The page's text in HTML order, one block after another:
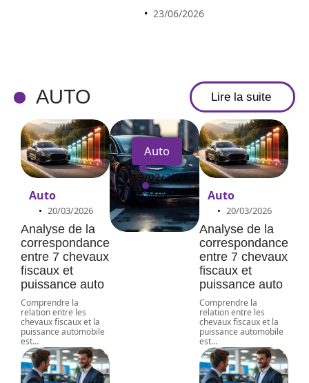
23/06/2026
AUTO Lire la suite
Auto
20/03/2026
Analyse de la
correspondance
entre 7 chevaux
fiscaux et
puissance auto
Comprendre la
relation entre les
chevaux fiscaux et la
puissance automobile
est…
Model
Auto
19/02/2026
16 MIN
READ
Auto
20/03/2026
Analyse de la
correspondance
entre 7 chevaux
fiscaux et
puissance auto
Comprendre la
relation entre les
chevaux fiscaux et la
puissance automobile
est…